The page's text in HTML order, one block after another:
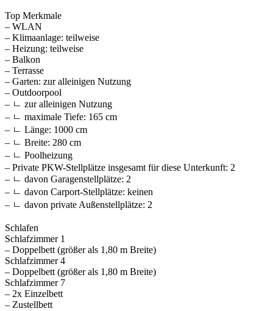
Top Merkmale
– WLAN
– Klimaanlage: teilweise
– Heizung: teilweise
– Balkon
– Terrasse
– Garten: zur alleinigen Nutzung
– Outdoorpool
– ㄴ zur alleinigen Nutzung
– ㄴ maximale Tiefe: 165 cm
– ㄴ Länge: 1000 cm
– ㄴ Breite: 280 cm
– ㄴ Poolheizung
– Private PKW-Stellplätze insgesamt für diese Unterkunft: 2
– ㄴ davon Garagenstellplätze: 2
– ㄴ davon Carport-Stellplätze: keinen
– ㄴ davon private Außen­stellplätze: 2
Schlafen
Schlafzimmer 1
– Doppelbett (größer als 1,80 m Breite)
Schlafzimmer 4
– Doppelbett (größer als 1,80 m Breite)
Schlafzimmer 7
– 2x Einzelbett
– Zustellbett